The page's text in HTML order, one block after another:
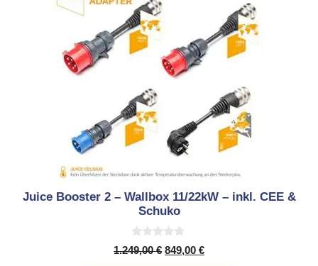
Juice Booster 2 – Wallbox 11/22kW – inkl. CEE &
Schuko
0
v
1.249,00€ Ursprünglicher
849,00 €Aktueller